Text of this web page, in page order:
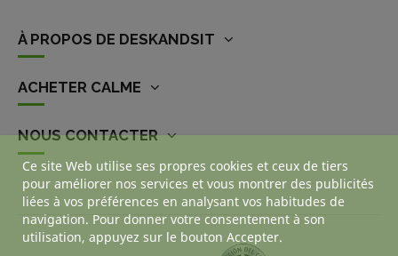
À PROPOS DE DESKANDSIT
ACHETER CALME
NOUS CONTACTER
Ce site Web utilise ses propres cookies et ceux de tiers
pour améliorer nos services et vous montrer des publicités
liées à vos préférences en analysant vos habitudes de
navigation. Pour donner votre consentement à son
utilisation, appuyez sur le bouton Accepter.